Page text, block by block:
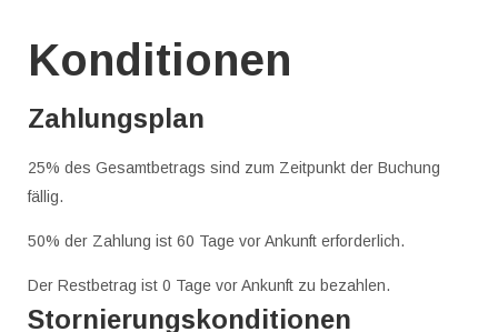
Konditionen
Zahlungsplan
25% des Gesamtbetrags sind zum Zeitpunkt der Buchung
fällig.
50% der Zahlung ist 60 Tage vor Ankunft erforderlich.
Der Restbetrag ist 0 Tage vor Ankunft zu bezahlen.
Stornierungskonditionen